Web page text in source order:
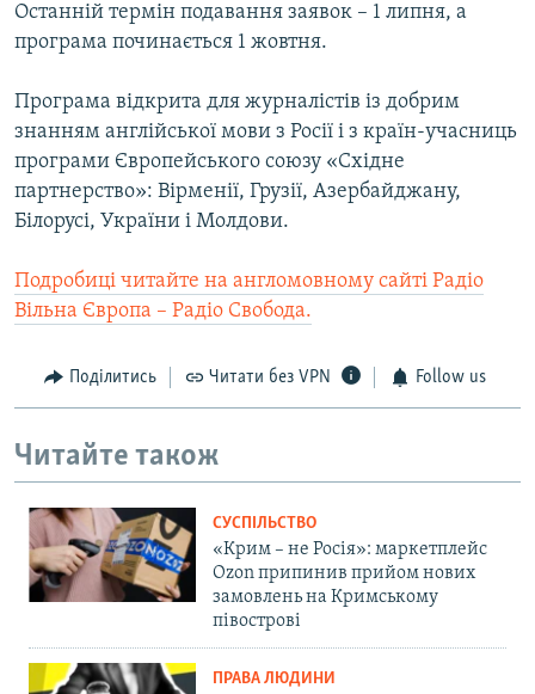
Останній термін подавання заявок – 1 липня, а
програма починається 1 жовтня.
Програма відкрита для журналістів із добрим
знанням англійської мови з Росії і з країн-учасниць
програми Європейського союзу «Східне
партнерство»: Вірменії, Грузії, Азербайджану,
Білорусі, України і Молдови.
Подробиці читайте на англомовному сайті Радіо
Вільна Європа – Радіо Свобода.
Поділитись Читати без VPN Follow us
Читайте також
СУСПІЛЬСТВО
«Крим – не Росія»: маркетплейс
Ozon припинив прийом нових
замовлень на Кримському
півострові
ПРАВА ЛЮДИНИ